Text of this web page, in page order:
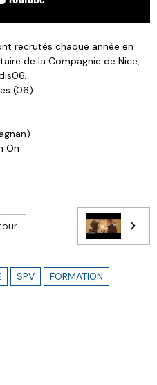
recrutés chaque année en
de la Compagnie de Nice,
(06)
On
SPV
FORMATION